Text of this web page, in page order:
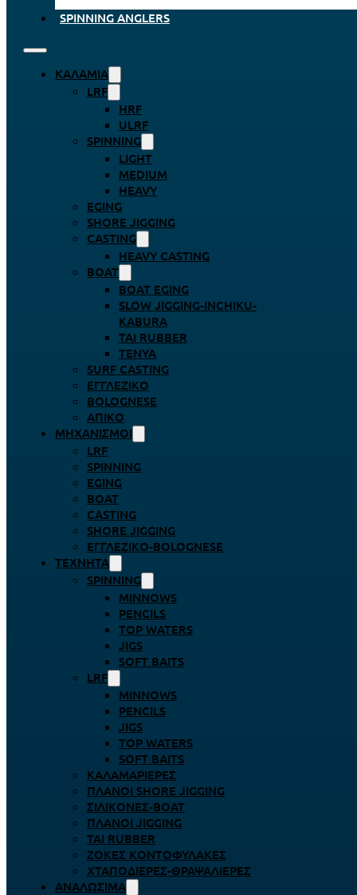
SPINNING ANGLERS
ΚΑΛΆΜΙΑ
LRF
HRF
ULRF
SPINNING
LIGHT
MEDIUM
HEAVY
EGING
SHORE JIGGING
CASTING
HEAVY CASTING
BOAT
BOAT EGING
SLOW JIGGING-INCHIKU-
KABURA
TAI RUBBER
TENYA
SURF CASTING
ΕΓΓΛΈΖΙΚΟ
BOLOGNESE
ΑΠΊΚΟ
ΜΗΧΑΝΙΣΜΟΊ
LRF
SPINNING
EGING
BOAT
CASTING
SHORE JIGGING
ΕΓΓΛΈΖΙΚΟ-BOLOGNESE
ΤΕΧΝΗΤΆ
SPINNING
MINNOWS
PENCILS
TOP WATERS
JIGS
SOFT BAITS
LRF
MINNOWS
PENCILS
JIGS
TOP WATERS
SOFT BAITS
ΚΑΛΑΜΑΡΙΈΡΕΣ
ΠΛΆΝΟΙ SHORE JIGGING
ΣΙΛΙΚΌΝΕΣ-BOAT
ΠΛΆΝΟΙ JIGGING
TAI RUBBER
ΖΌΚΕΣ ΚΟΝΤΟΦΎΛΑΚΕΣ
ΧΤΑΠΟΔΙΈΡΕΣ-ΘΡΑΨΑΛΙΈΡΕΣ
ΑΝΑΛΏΣΙΜΑ